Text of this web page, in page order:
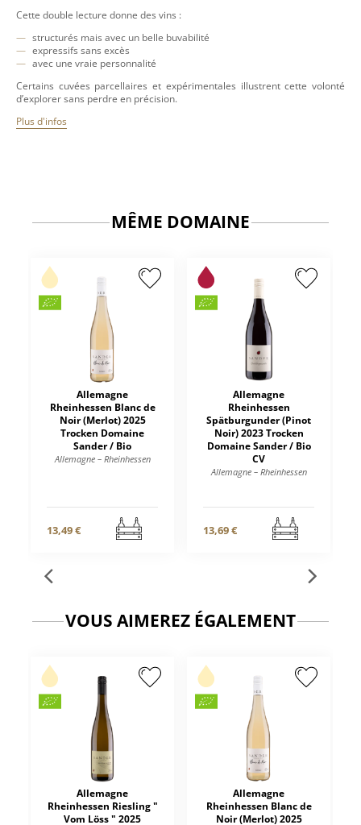
Cette double lecture donne des vins :
structurés mais avec un belle buvabilité
expressifs sans excès
avec une vraie personnalité
Certains cuvées parcellaires et expérimentales illustrent cette volonté
d’explorer sans perdre en précision.
Plus d'infos
MÊME DOMAINE
Allemagne
Rheinhessen Blanc de
Noir (Merlot) 2025
Trocken Domaine
Sander / Bio
Allemagne – Rheinhessen
13,49 €
Allemagne
Rheinhessen
Spätburgunder (Pinot
Noir) 2023 Trocken
Domaine Sander / Bio
CV
Allemagne – Rheinhessen
13,69 €
VOUS AIMEREZ ÉGALEMENT
Allemagne
Rheinhessen Riesling "
Vom Löss " 2025
Allemagne
Rheinhessen Blanc de
Noir (Merlot) 2025